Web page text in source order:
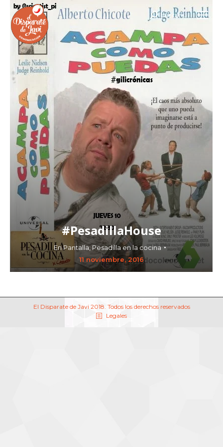
Buscar:
buscar...
#PesadillaHouse
En Pantalla,Pesadilla en la cocina
11 noviembre, 2016
El Disparate de Javi 2018. Todos los derechos reservados
Legales